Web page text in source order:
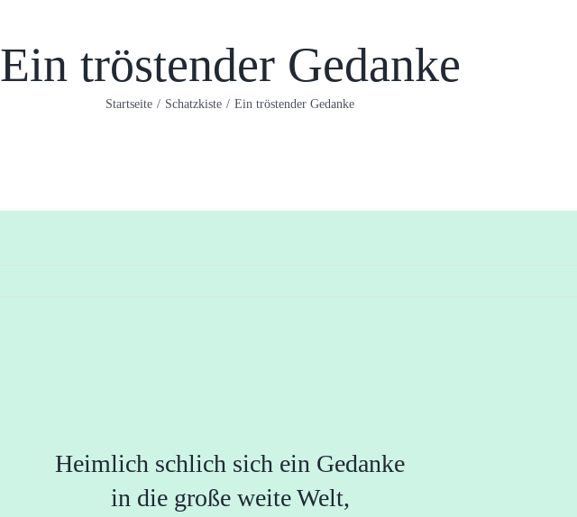
Ein tröstender Gedanke
Startseite / Schatzkiste / Ein tröstender Gedanke
Heimlich schlich sich ein Gedanke
in die große weite Welt,